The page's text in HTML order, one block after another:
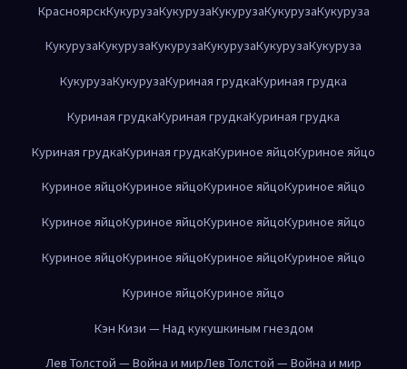
КрасноярскКукурузаКукурузаКукурузаКукурузаКукуруза
КукурузаКукурузаКукурузаКукурузаКукурузаКукуруза
КукурузаКукурузаКуриная грудкаКуриная грудка
Куриная грудкаКуриная грудкаКуриная грудка
Куриная грудкаКуриная грудкаКуриное яйцоКуриное яйцо
Куриное яйцоКуриное яйцоКуриное яйцоКуриное яйцо
Куриное яйцоКуриное яйцоКуриное яйцоКуриное яйцо
Куриное яйцоКуриное яйцоКуриное яйцоКуриное яйцо
Куриное яйцоКуриное яйцо
Кэн Кизи — Над кукушкиным гнездом
Лев Толстой — Война и мирЛев Толстой — Война и мир